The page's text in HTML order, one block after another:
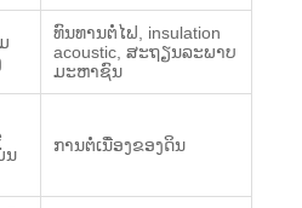
ທົນທານຕໍ່ໄຟ, insulation
acoustic, ສະຖຽນລະພາບ
ມະຫາຊົນ
ນ
ການຕໍ່ເນື່ອງຂອງດິນ